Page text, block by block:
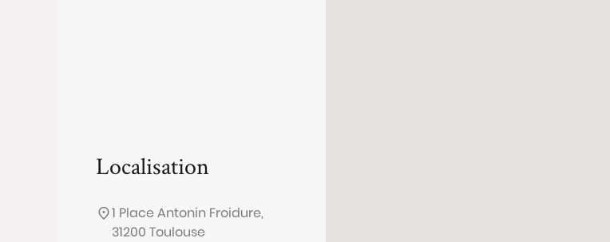
Localisation
1 Place Antonin Froidure,
31200 Toulouse